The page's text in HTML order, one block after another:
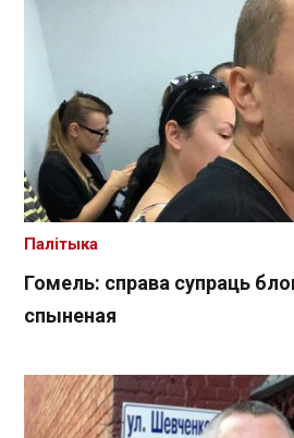
Гомель: справа супраць
спыненая
Палітыка